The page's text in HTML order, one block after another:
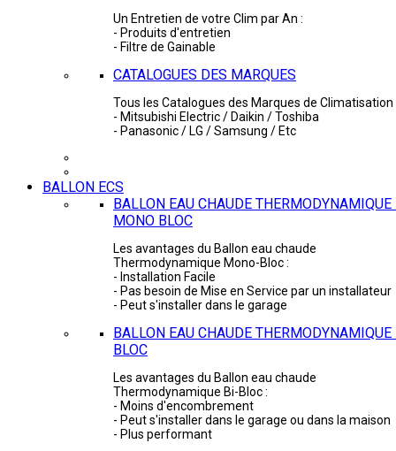
Un Entretien de votre Clim par An :
- Produits d'entretien
- Filtre de Gainable
CATALOGUES DES MARQUES
Tous les Catalogues des Marques de Climatisation
- Mitsubishi Electric / Daikin / Toshiba
- Panasonic / LG / Samsung / Etc
BALLON ECS
BALLON EAU CHAUDE THERMODYNAMIQUE
MONO BLOC
Les avantages du Ballon eau chaude
Thermodynamique Mono-Bloc :
- Installation Facile
- Pas besoin de Mise en Service par un installateur
- Peut s'installer dans le garage
BALLON EAU CHAUDE
BLOC
Les avantages du Ballon eau chaude
Thermodynamique Bi-Bloc :
- Moins d'encombrement
- Peut s'installer dans le garage ou dans la maison
- Plus performant